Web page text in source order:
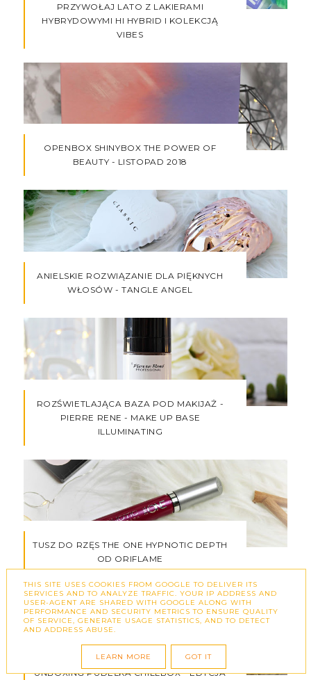
PRZYWOŁAJ LATO Z LAKIERAMI
HYBRYDOWYMI HI HYBRID I KOLEKCJĄ
VIBES
OPENBOX SHINYBOX THE POWER OF
BEAUTY - LISTOPAD 2018
ANIELSKIE ROZWIĄZANIE DLA PIĘKNYCH
WŁOSÓW - TANGLE ANGEL
ROZŚWIETLAJĄCA BAZA POD MAKIJAŻ -
PIERRE RENE - MAKE UP BASE
ILLUMINATING
TUSZ DO RZĘS THE ONE HYPNOTIC DEPTH
OD ORIFLAME
UNBOXING PUDEŁKA CHILLBOX - EDYCJA
THIS SITE USES COOKIES FROM GOOGLE TO DELIVER ITS
SERVICES AND TO ANALYZE TRAFFIC. YOUR IP ADDRESS AND
USER-AGENT ARE SHARED WITH GOOGLE ALONG WITH
PERFORMANCE AND SECURITY METRICS TO ENSURE QUALITY
OF SERVICE, GENERATE USAGE STATISTICS, AND TO DETECT
AND ADDRESS ABUSE.
LEARN MORE GOT IT